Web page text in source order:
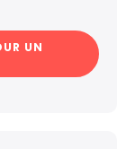
UN